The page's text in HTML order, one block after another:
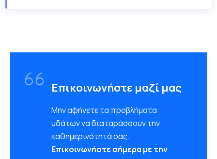
Επικοινωνήστε μαζί μας
Μην αφήνετε τα προβλήματα
υδάτων να διαταράσσουν την
καθημερινότητά σας.
Επικοινωνήστε σήμερα με την